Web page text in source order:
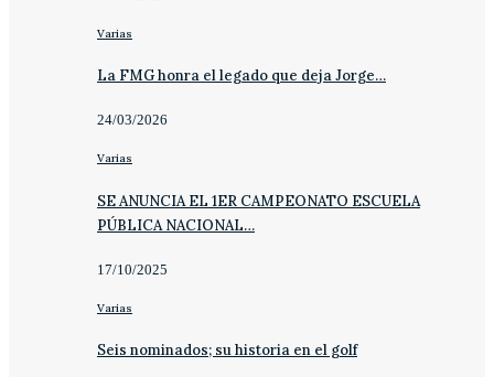
Varias
La FMG honra el legado que deja Jorge…
24/03/2026
Varias
SE ANUNCIA EL 1ER CAMPEONATO ESCUELA
PÚBLICA NACIONAL…
17/10/2025
Varias
Seis nominados; su historia en el golf